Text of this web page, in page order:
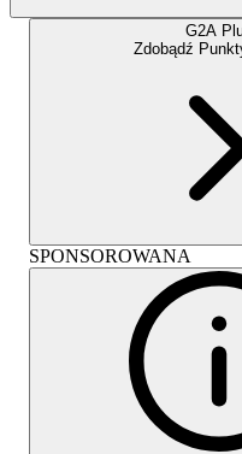
G2A
Zdobądź
SPONSOROWANA